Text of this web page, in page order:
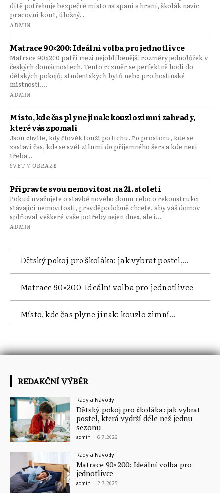
dítě potřebuje bezpečné místo na spaní a hraní, školák navíc
pracovní kout, úložný...
ADMIN
Matrace 90×200: Ideální volba pro jednotlivce
Matrace 90x200 patří mezi nejoblíbenější rozměry jednolůžek v
českých domácnostech. Tento rozměr se perfektně hodí do
dětských pokojů, studentských bytů nebo pro hostinské
místnosti....
ADMIN
Místo, kde čas plyne jinak: kouzlo zimní zahrady,
které vás zpomalí
Jsou chvíle, kdy člověk touží po tichu. Po prostoru, kde se
zastaví čas, kde se svět ztlumí do příjemného šera a kde není
třeba...
SVET V OBRAZE
Připravte svou nemovitost na 21. století
Pokud uvažujete o stavbě nového domu nebo o rekonstrukci
stávající nemovitosti, pravděpodobně chcete, aby váš domov
splňoval veškeré vaše potřeby nejen dnes, ale i...
ADMIN
Dětský pokoj pro školáka: jak vybrat postel,...
Matrace 90×200: Ideální volba pro jednotlivce
Místo, kde čas plyne jinak: kouzlo zimní...
REDAKČNÍ VÝBĚR
Rady a Návody
Dětský pokoj pro školáka: jak vybrat
postel, která vydrží déle než jednu
sezonu
admin - 6.7.2026
Rady a Návody
Matrace 90×200: Ideální volba pro
jednotlivce
admin - 2.7.2025